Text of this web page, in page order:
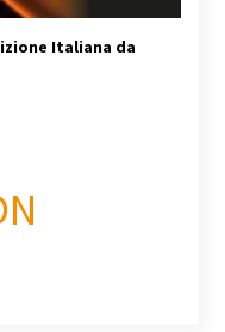
Italiana da